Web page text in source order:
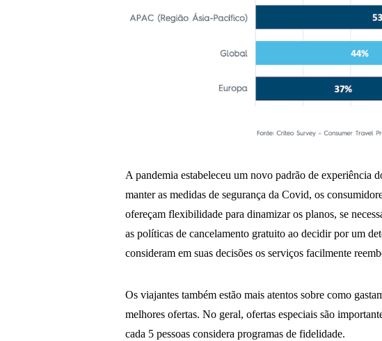
A pandemia estabeleceu um novo padrão de experiência
manter as medidas de segurança da Covid, os
ofereçam flexibilidade para dinamizar os planos, se
as políticas de cancelamento gratuito ao decidir por um
consideram em suas decisões os serviços facilmente
Os viajantes também estão mais atentos sobre como
melhores ofertas. No geral, ofertas especiais são
cada 5 pessoas considera programas de fidelidade.